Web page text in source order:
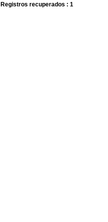
Registros recuperados : 1